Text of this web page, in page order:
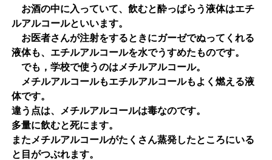
お酒の中に入っていて、飲むと酔っぱらう液体はエチ
ルアルコールといいます。
お医者さんが注射をするときにガーゼでぬってくれる
液体も、エチルアルコールを水でうすめたものです。
でも，学校で使うのはメチルアルコール。
メチルアルコールもエチルアルコールもよく燃える液
体です。
違う点は、メチルアルコールは毒なのです。
多量に飲むと死にます。
またメチルアルコールがたくさん蒸発したところにいる
と目がつぶれます。